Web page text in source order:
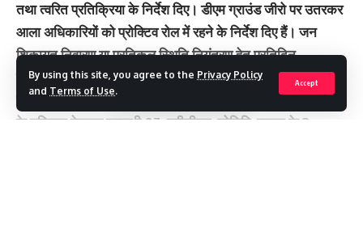
By using this site, you agree to the Privacy Policy
and Terms of Use.
Accept
तथा त्वरित प्रतिक्रिया के निर्देश दिए। डीएम ग्राउंड जीरो पर उतरकर
आला अधिकारियों को प्रोक्टिव रोल में रहने के निर्देश दिए हैं। जन
शिकायत निवारण या प्रतिकूल स्थिति नियंत्रण हेतु प्रतिदिन
मॉनिटिरिंग। अब तक प्राप्त 125 पेयजल संकट, रोड ब्लॉक, भूस्खलन
सम्बन्धी शिकायतों में से 122 निस्तारित की जा चुकी हैं। मानसून सीजन
के दृष्टिगत पेयजल सम्बन्धी 07, यूपीसीएल, लोनिवि, एनएच के 3,